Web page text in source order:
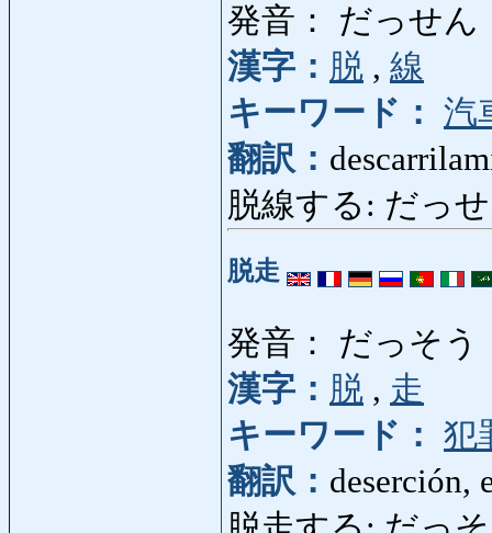
発音： だっせん
漢字： 脱 , 線
キーワード： 汽
翻訳：
脱線する: だっ
脱走
発音： だっそう
漢字： 脱 , 走
キーワード： 犯
翻訳： deserción,